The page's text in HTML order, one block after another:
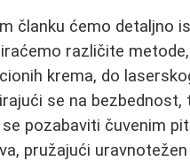
članku ćemo detaljno
različite
krema, do
se na
pozabaviti čuvenim
pružajući